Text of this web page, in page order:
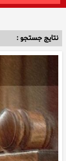
نتایج جستجو :